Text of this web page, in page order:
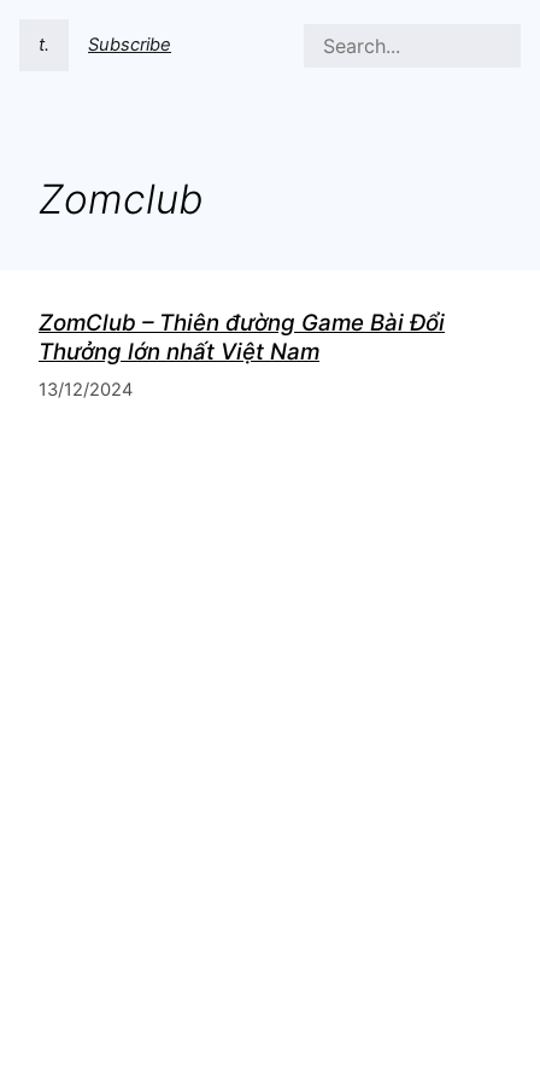
t. Subscribe
Zomclub
ZomClub – Thiên đường Game Bài Đổi
Thưởng lớn nhất Việt Nam
13/12/2024